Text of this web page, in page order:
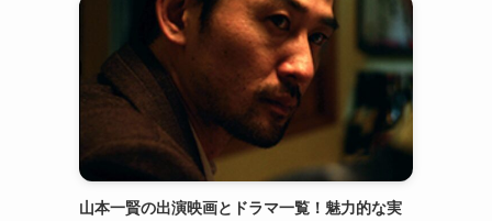
山本一賢の出演映画とドラマ一覧！魅力的な実